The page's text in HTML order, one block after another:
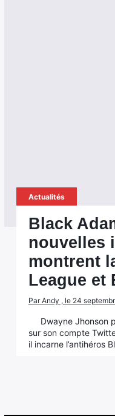
Actualités
Black
nouvelles
montrent
League et
Par Andy , le 24
Dwayne Jhonson
sur son compte
il incarne l’antihéros